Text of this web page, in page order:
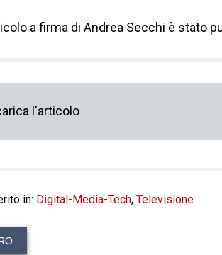
a firma di Andrea Secchi è stato
l'articolo
in: Digital-Media-Tech, Televisione